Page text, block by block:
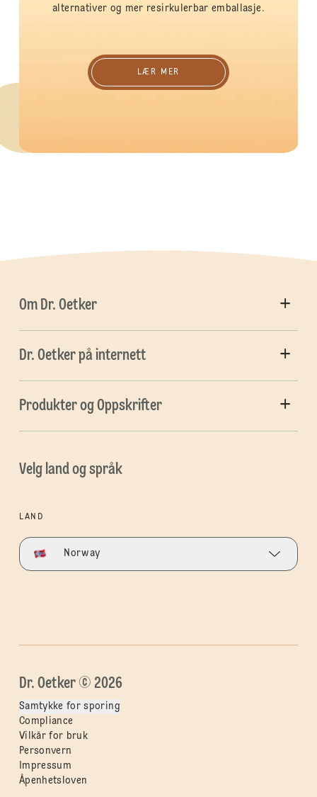
alternativer og mer resirkulerbar emballasje.
LÆR MER
Om Dr. Oetker
Dr. Oetker på internett
Produkter og Oppskrifter
Velg land og språk
LAND
Norway
Dr. Oetker © 2026
Samtykke for sporing
Compliance
Vilkår for bruk
Personvern
Impressum
Åpenhetsloven